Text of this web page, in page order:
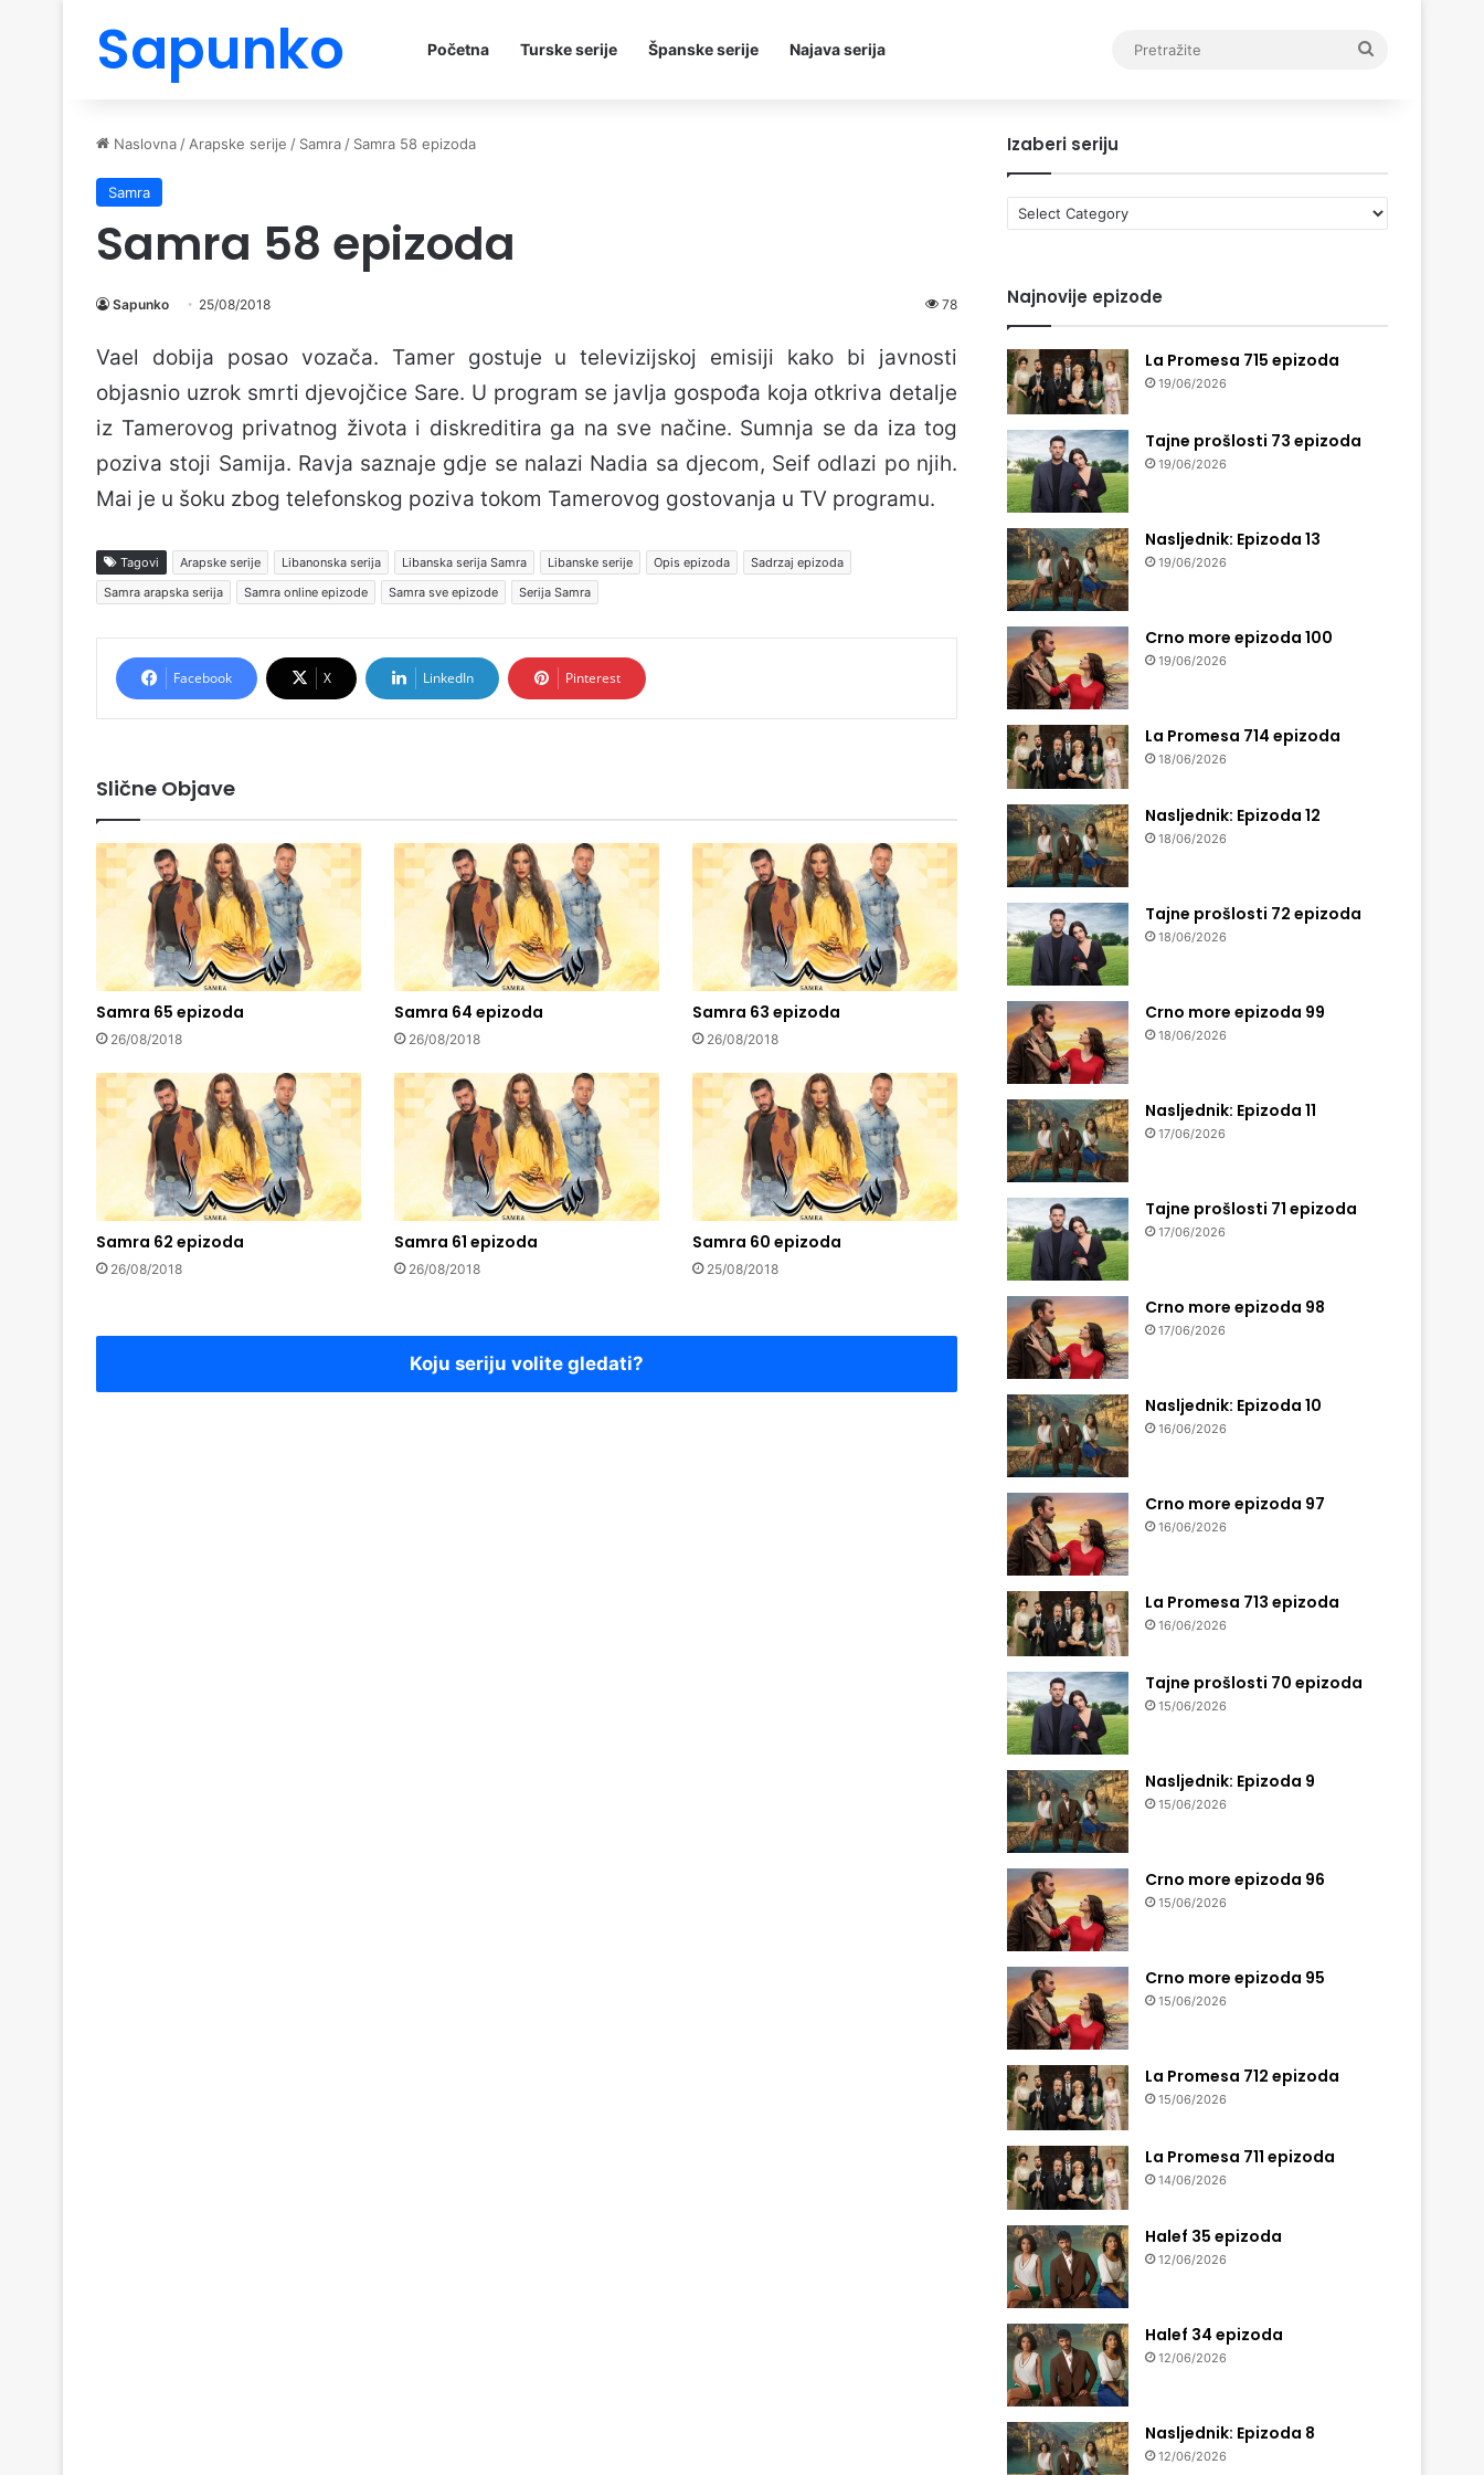
Sapunko Početna Turske serije Španske serije Najava serija
Naslovna / Arapske serije / Samra / Samra 58 epizoda
Samra
Samra 58 epizoda
Sapunko 25/08/2018 78
Vael dobija posao vozača. Tamer gostuje u televizijskoj emisiji kako bi javnosti
objasnio uzrok smrti djevojčice Sare. U program se javlja gospođa koja otkriva detalje
iz Tamerovog privatnog života i diskreditira ga na sve načine. Sumnja se da iza tog
poziva stoji Samija. Ravja saznaje gdje se nalazi Nadia sa djecom, Seif odlazi po njih.
Mai je u šoku zbog telefonskog poziva tokom Tamerovog gostovanja u TV programu.
Tagovi Arapske serije Libanonska serija Libanska serija Samra Libanske serije Opis epizoda
Sadrzaj epizoda
Samra arapska serija
Samra online epizode Samra sve epizode Serija Samra
Facebook X LinkedIn Pinterest
Slične Objave
Samra 65 epizoda
26/08/2018
Samra 64 epizoda
26/08/2018
Samra 63 epizoda
26/08/2018
Samra 62 epizoda
26/08/2018
Samra 61 epizoda
26/08/2018
Samra 60 epizoda
25/08/2018
Koju seriju volite gledati?
Izaberi seriju
Izaberi
seriju
Najnovije epizode
La Promesa 715 epizoda
19/06/2026
Tajne prošlosti 73 epizoda
19/06/2026
Nasljednik: Epizoda 13
19/06/2026
Crno more epizoda 100
19/06/2026
La Promesa 714 epizoda
18/06/2026
Nasljednik: Epizoda 12
18/06/2026
Tajne prošlosti 72 epizoda
18/06/2026
Crno more epizoda 99
18/06/2026
Nasljednik: Epizoda 11
17/06/2026
Tajne prošlosti 71 epizoda
17/06/2026
Crno more epizoda 98
17/06/2026
Nasljednik: Epizoda 10
16/06/2026
Crno more epizoda 97
16/06/2026
La Promesa 713 epizoda
16/06/2026
Tajne prošlosti 70 epizoda
15/06/2026
Nasljednik: Epizoda 9
15/06/2026
Crno more epizoda 96
15/06/2026
Crno more epizoda 95
15/06/2026
La Promesa 712 epizoda
15/06/2026
La Promesa 711 epizoda
14/06/2026
Halef 35 epizoda
12/06/2026
Halef 34 epizoda
12/06/2026
Nasljednik: Epizoda 8
12/06/2026